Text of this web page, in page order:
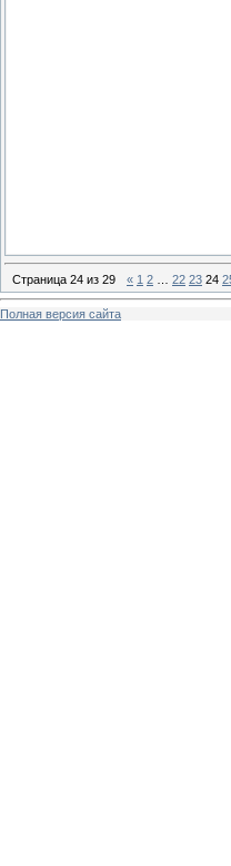
Страница 24 из 29 « 1 2 22 23 24
Полная версия сайта